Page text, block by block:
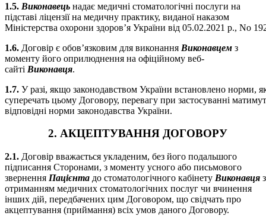
1.5. Виконавець надає медичні стоматологічні послуги на
підставі ліцензії на медичну практику, виданої наказом
Міністерства охорони здоров’я України від 05.02.2021 р., No
1.6. Договір є обов’язковим для виконання Виконавцем з
моменту його оприлюднення на офіційному веб-
сайті Виконавця.
1.7. У разі, якщо законодавством України встановлено норми,
суперечать цьому Договору, перевагу при застосуванні
відповідні норми законодавства України.
2. АКЦЕПТУВАННЯ ДОГОВОРУ
2.1. Договір вважається укладеним, без його подальшого
підписання Сторонами, з моменту усного або письмового
звернення Пацієнта до стоматологічного кабінету Виконавця
отриманням медичних стоматологічних послуг чи вчинення
інших дій, передбачених цим Договором, що свідчать про
акцептування (приймання) всіх умов даного Договору.